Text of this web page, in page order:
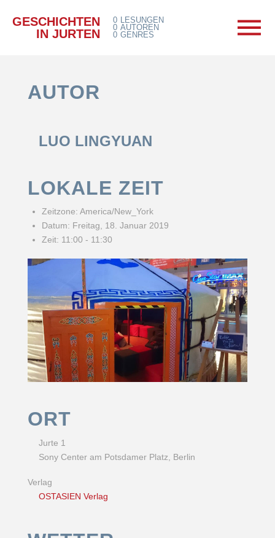
GESCHICHTEN
IN JURTEN
0
0
0
LESUNGEN
AUTOREN
GENRES
AUTOR
LUO LINGYUAN
LOKALE ZEIT
Zeitzone: America/New_York
Datum: Freitag, 18. Januar 2019
Zeit: 11:00 - 11:30
ORT
Jurte 1
Sony Center am Potsdamer Platz, Berlin
Verlag
OSTASIEN Verlag